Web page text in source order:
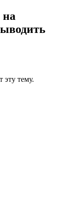
на
эту тему.